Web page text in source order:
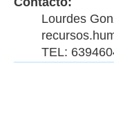
Lourdes
TEL: